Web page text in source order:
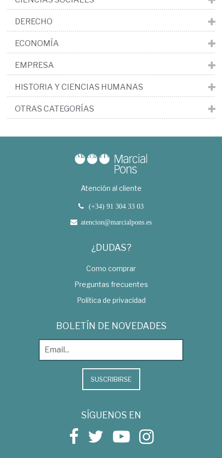
DERECHO
ECONOMÍA
EMPRESA
HISTORIA Y CIENCIAS HUMANAS
OTRAS CATEGORÍAS
Atención al cliente
(+34) 91 304 33 03
atencion@marcialpons.es
¿DUDAS?
Como comprar
Preguntas frecuentes
Política de privacidad
BOLETÍN DE NOVEDADES
SUSCRIBIRSE
SÍGUENOS EN